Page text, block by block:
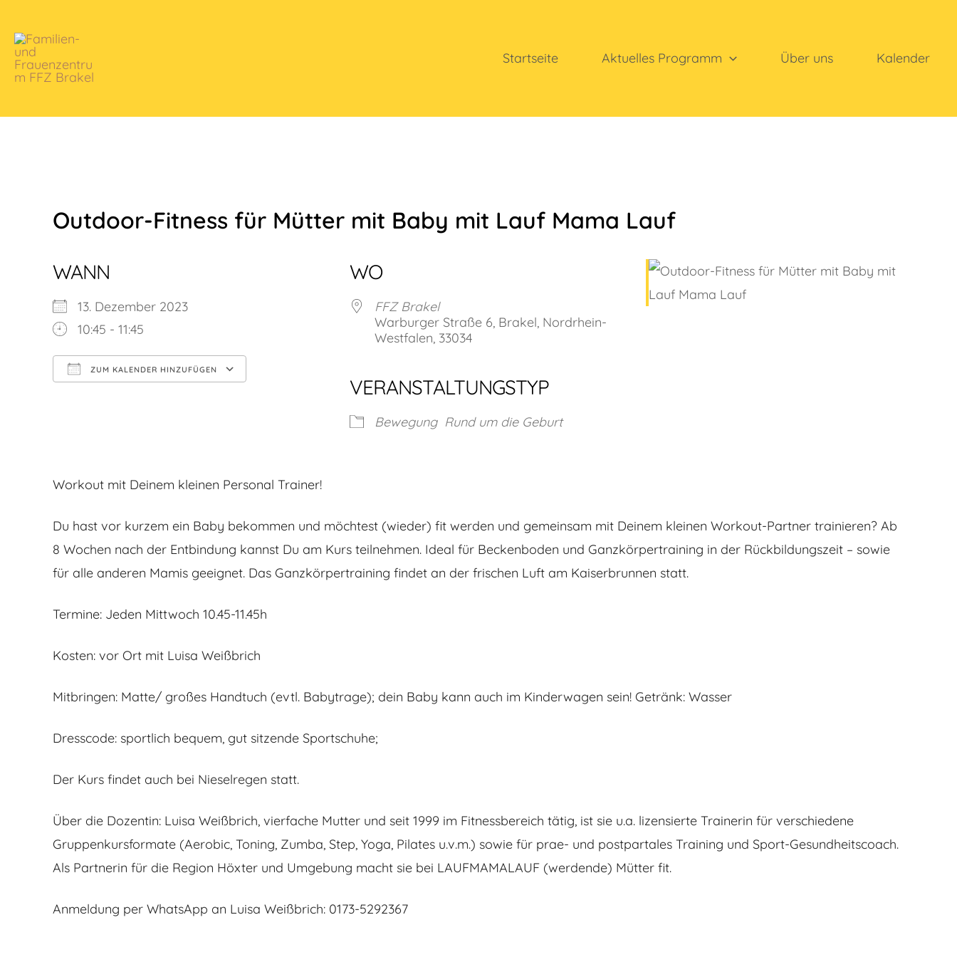
Inhalt
springen
Startseite Aktuelles Programm Über uns Kalender
Outdoor-Fitness für Mütter mit Baby mit Lauf Mama Lauf
WANN
13. Dezember 2023
10:45 - 11:45
ZUM KALENDER HINZUFÜGEN
WO
FFZ Brakel
Warburger Straße 6, Brakel, Nordrhein-
Westfalen, 33034
VERANSTALTUNGSTYP
Bewegung Rund um die Geburt
Workout mit Deinem kleinen Personal Trainer!
Du hast vor kurzem ein Baby bekommen und möchtest (wieder) fit werden und gemeinsam mit Deinem kleinen Workout-Partner trainieren? Ab
8 Wochen nach der Entbindung kannst Du am Kurs teilnehmen. Ideal für Beckenboden und Ganzkörpertraining in der Rückbildungszeit – sowie
für alle anderen Mamis geeignet. Das Ganzkörpertraining findet an der frischen Luft am Kaiserbrunnen statt.
Termine: Jeden Mittwoch 10.45-11.45h
Kosten: vor Ort mit Luisa Weißbrich
Mitbringen: Matte/ großes Handtuch (evtl. Babytrage); dein Baby kann auch im Kinderwagen sein! Getränk: Wasser
Dresscode: sportlich bequem, gut sitzende Sportschuhe;
Der Kurs findet auch bei Nieselregen statt.
Über die Dozentin: Luisa Weißbrich, vierfache Mutter und seit 1999 im Fitnessbereich tätig, ist sie u.a. lizensierte Trainerin für verschiedene
Gruppenkursformate (Aerobic, Toning, Zumba, Step, Yoga, Pilates u.v.m.) sowie für prae- und postpartales Training und Sport-Gesundheitscoach.
Als Partnerin für die Region Höxter und Umgebung macht sie bei LAUFMAMALAUF (werdende) Mütter fit.
Anmeldung per WhatsApp an Luisa Weißbrich: 0173-5292367